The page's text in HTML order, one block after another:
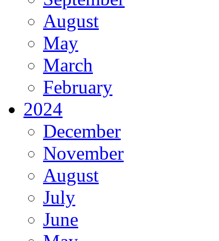
August
May
March
February
2024
December
November
August
July
June